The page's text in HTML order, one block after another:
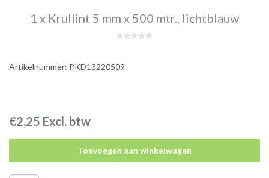
1 x Krullint 5 mm x 500 mtr., lichtblauw
Artikelnummer: PKD13220509
€2,25 Excl. btw
Toevoegen aan winkelwagen